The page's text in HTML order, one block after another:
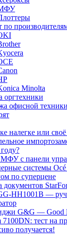
по
Minolta
оргтехники
офисной техники
налегке или
с панели
системы Océ
по суперцене
документов
HH1001B —
G&G — Good
7100DN: тест на
получается!